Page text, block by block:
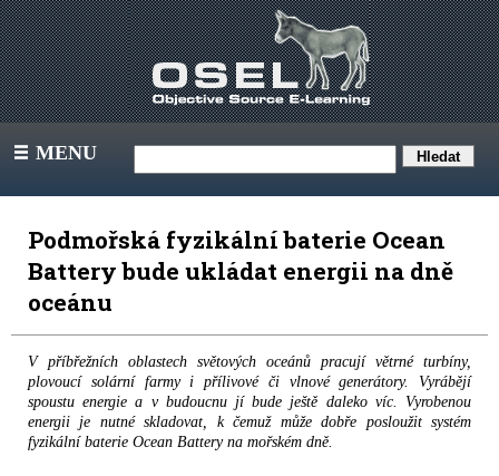
III MENU
Podmořská fyzikální baterie Ocean
Battery bude ukládat energii na dně
oceánu
V příbřežních oblastech světových oceánů pracují větrné turbíny,
plovoucí solární farmy i přílivové či vlnové generátory. Vyrábějí
spoustu energie a v budoucnu jí bude ještě daleko víc. Vyrobenou
energii je nutné skladovat, k čemuž může dobře posloužit systém
fyzikální baterie Ocean Battery na mořském dně.